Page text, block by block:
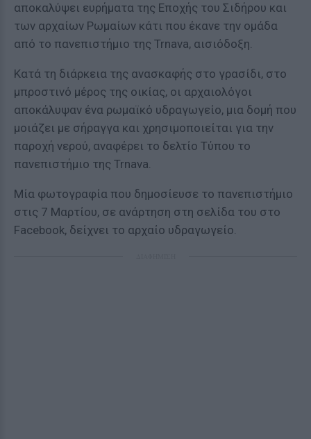
αποκαλύψει ευρήματα της Εποχής του Σιδήρου και
των αρχαίων Ρωμαίων κάτι που έκανε την ομάδα
από το πανεπιστήμιο της Trnava, αισιόδοξη.
Κατά τη διάρκεια της ανασκαφής στο γρασίδι, στο
μπροστινό μέρος της οικίας, οι αρχαιολόγοι
αποκάλυψαν ένα ρωμαϊκό υδραγωγείο, μια δομή που
μοιάζει με σήραγγα και χρησιμοποιείται για την
παροχή νερού, αναφέρει το δελτίο Τύπου το
πανεπιστήμιο της Trnava.
Μία φωτογραφία που δημοσίευσε το πανεπιστήμιο
στις 7 Μαρτίου, σε ανάρτηση στη σελίδα του στο
Facebook, δείχνει το αρχαίο υδραγωγείο.